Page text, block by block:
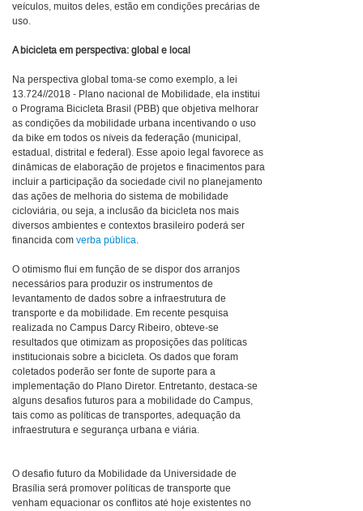
veículos, muitos deles, estão em condições precárias de
uso.
A bicicleta em perspectiva: global e local
Na perspectiva global toma-se como exemplo, a lei
13.724//2018 - Plano nacional de Mobilidade, ela institui
o Programa Bicicleta Brasil (PBB) que objetiva melhorar
as condições da mobilidade urbana incentivando o uso
da bike em todos os níveis da federação (municipal,
estadual, distrital e federal). Esse apoio legal favorece as
dinâmicas de elaboração de projetos e finacimentos para
incluir a participação da sociedade civil no planejamento
das ações de melhoria do sistema de mobilidade
cicloviária, ou seja, a inclusão da bicicleta nos mais
diversos ambientes e contextos brasileiro poderá ser
financida com verba pública.
O otimismo flui em função de se dispor dos arranjos
necessários para produzir os instrumentos de
levantamento de dados sobre a infraestrutura de
transporte e da mobilidade. Em recente pesquisa
realizada no Campus Darcy Ribeiro, obteve-se
resultados que otimizam as proposições das políticas
institucionais sobre a bicicleta. Os dados que foram
coletados poderão ser fonte de suporte para a
implementação do Plano Diretor. Entretanto, destaca-se
alguns desafios futuros para a mobilidade do Campus,
tais como as políticas de transportes, adequação da
infraestrutura e segurança urbana e viária.
O desafio futuro da Mobilidade da Universidade de
Brasília será promover políticas de transporte que
venham equacionar os conflitos até hoje existentes no